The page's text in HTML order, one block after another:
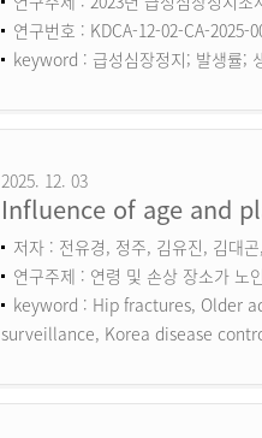
연구번호 : KDCA-12-02-CA-2025-
keyword : 급성심장정지; 발생률;
2025. 12. 03
Influence of age and
저자 : 전유경, 정주, 김유진, 김대
연구주제 : 연령 및 손상 장소가 노
keyword : Hip fractures, Older
surveillance, Korea disease